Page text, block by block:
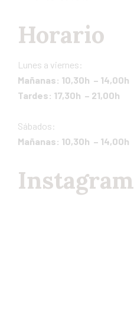
Horario
Lunes a viernes:
Mañanas: 10,30h – 14,00h
Tardes: 17,30h – 21,00h
Sábados:
Mañanas: 10,30h – 14,00h
Instagram